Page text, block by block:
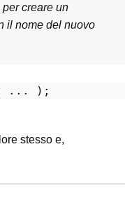
creare un
il nome del nuovo
stesso e,